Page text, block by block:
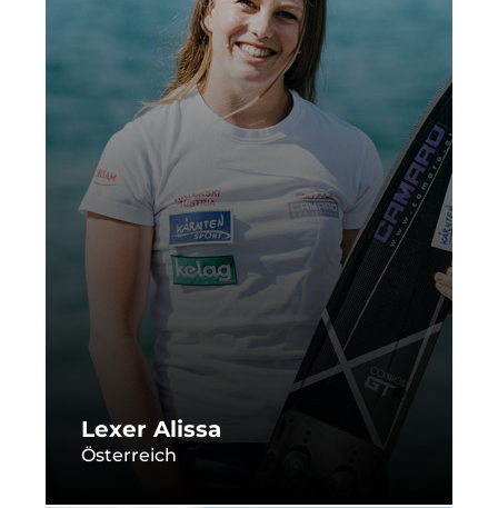
Lexer Alissa
Österreich